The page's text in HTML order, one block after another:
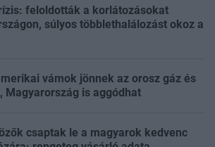
feloldották a korlátozásokat
súlyos többlethalálozást okoz a
vámok jönnek az orosz gáz és
Magyarország is aggódhat
csaptak le a magyarok kedvenc